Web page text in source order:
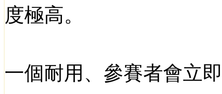
度極高。
一個耐用、參賽者會立